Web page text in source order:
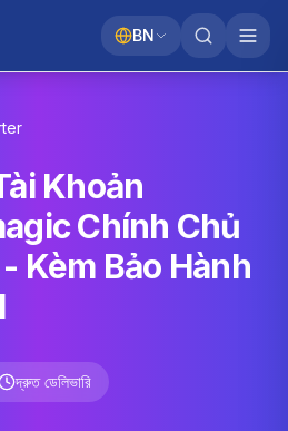
BN
Khoản
Chính Chủ
Kèm Bảo Hành
দ্রুত ডেলিভারি